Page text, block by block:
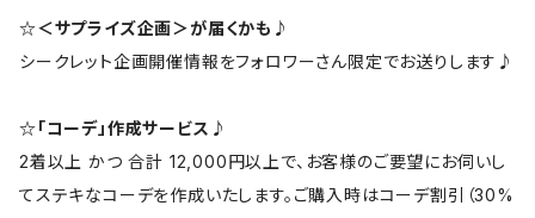
☆＜サプライズ企画＞が届くかも♪
シークレット企画開催情報をフォロワーさん限定でお送りします♪
☆「コーデ」作成サービス♪
2着以上 かつ 合計 12,000円以上で、お客様のご要望にお伺いし
てステキなコーデを作成いたします。ご購入時はコーデ割引（30%